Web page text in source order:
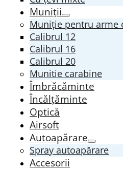
Muniții
Muniție pentru arme
Calibrul 12
Calibrul 16
Calibrul 20
Munitie carabine
Îmbrăcăminte
Încălțăminte
Optică
Airsoft
Autoapărare
Spray autoapărare
Accesorii